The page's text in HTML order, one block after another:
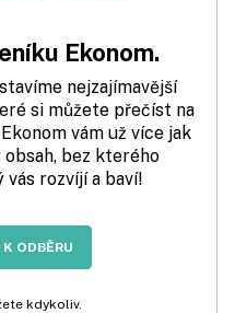
Ekonom.
nejzajímavější
si můžete přečíst na
vám už více jak
bez kterého
rozvíjí a baví!
ODBĚRU
kdykoliv.